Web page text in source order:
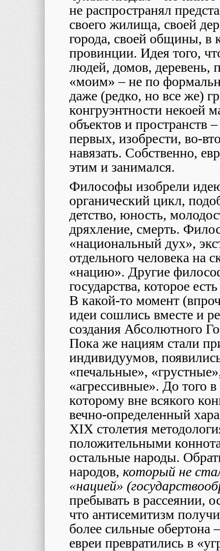
не распространял
своего жилища, своей
города, своей общины, в
провинции. Идея того,
людей, домов, деревень,
«моим» – не по
даже (редко, но все же)
конгруэнтности некоей
объектов и
первых, изобрести, во-
навязать. Собственно,
этим и занимался.
Философы изобрели
органический цикл,
детство, юность,
дряхление, смерть.
«национальный дух»,
отдельного человека на
«нацию». Другие
государства, которое
В какой-то момент
идеи сошлись вместе и
создания Абсолютного
Пока же нациям стали
индивидуумов,
«печальные»,
«агрессивные». До того
которому вне всякого
вечно-определенный
XIX столетия
положительными
остальные народы.
народов, который не
«нацией»
пребывать в рассеянии,
что антисемитизм
более сильные
евреи превратились в